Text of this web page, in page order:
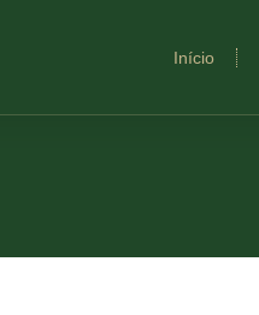
Início